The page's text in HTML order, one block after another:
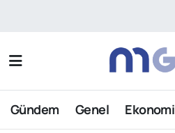
Gündem Genel Ekonomi
Nöbetçi Eczaneler
Hava Durumu